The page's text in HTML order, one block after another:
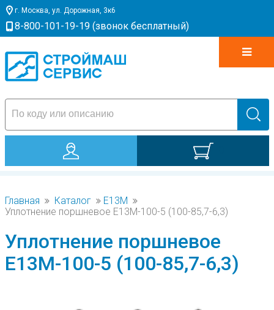
г. Москва, ул. Дорожная, 3к6
8-800-101-19-19 (звонок бесплатный)
Главная Каталог
Е13М
Уплотнение поршневое Е13М-100-5 (100-85,7-6,3)
Уплотнение поршневое
Е13М-100-5 (100-85,7-6,3)